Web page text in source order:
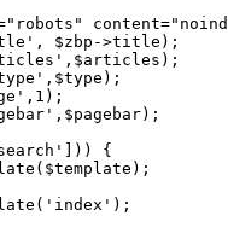
$zbp->title);
{